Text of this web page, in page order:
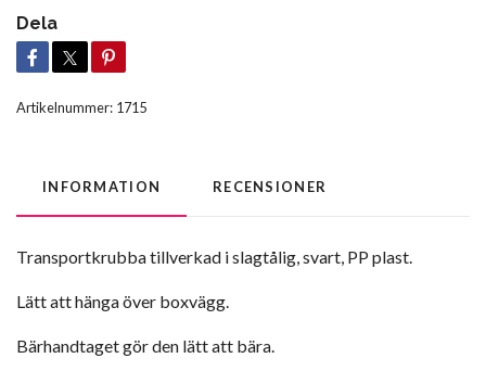
Dela
Artikelnummer: 1715
INFORMATION RECENSIONER
Transportkrubba tillverkad i slagtålig, svart, PP plast.
Lätt att hänga över boxvägg.
Bärhandtaget gör den lätt att bära.